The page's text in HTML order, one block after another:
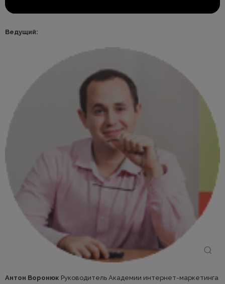
Ведущий:
Антон Воронюк Руководитель Академии интернет-маркетинга